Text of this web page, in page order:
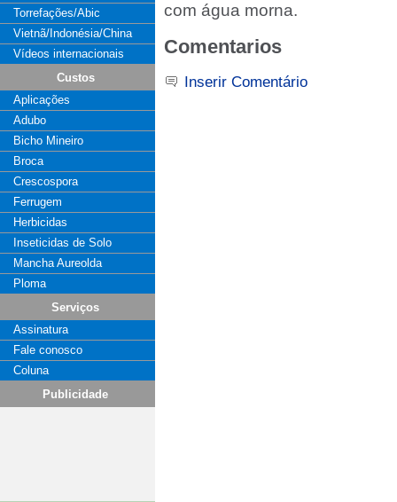
Torrefações/Abic
Vietnã/Indonésia/China
Vídeos internacionais
Custos
Aplicações
Adubo
Bicho Mineiro
Broca
Crescospora
Ferrugem
Herbicidas
Inseticidas de Solo
Mancha Aureolda
Ploma
Serviços
Assinatura
Fale conosco
Coluna
Publicidade
com água morna.
Comentarios
Inserir Comentário